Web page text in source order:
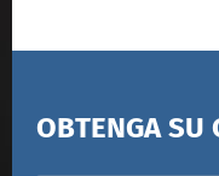
OBTENGA SU